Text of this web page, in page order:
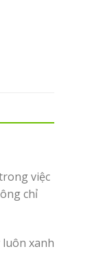
việc
chỉ
luôn xanh